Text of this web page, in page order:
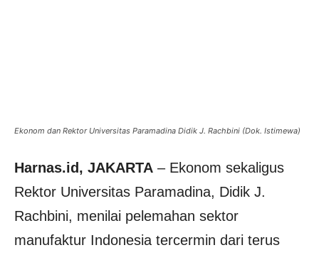
Ekonom dan Rektor Universitas Paramadina Didik J. Rachbini (Dok. Istimewa)
Harnas.id, JAKARTA – Ekonom sekaligus
Rektor Universitas Paramadina, Didik J.
Rachbini, menilai pelemahan sektor
manufaktur Indonesia tercermin dari terus